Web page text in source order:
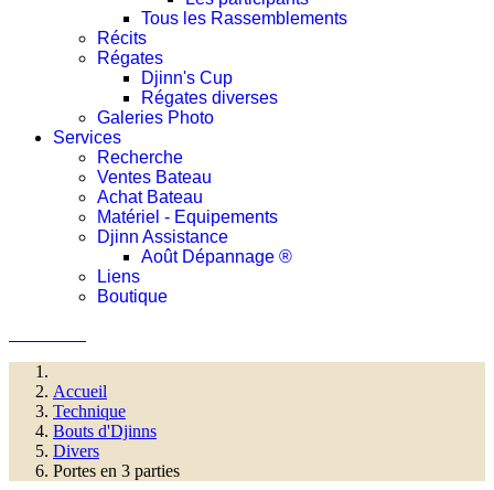
Tous les Rassemblements
Récits
Régates
Djinn's Cup
Régates diverses
Galeries Photo
Services
Recherche
Ventes Bateau
Achat Bateau
Matériel - Equipements
Djinn Assistance
Août Dépannage ®
Liens
Boutique
Accueil
Technique
Bouts d'Djinns
Divers
Portes en 3 parties